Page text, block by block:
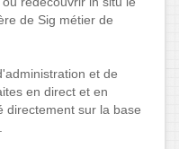
de Sig métier de
et de
en direct et en
directement sur la base